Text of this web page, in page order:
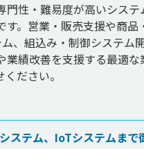
性・難易度が高いシステ
。営業・販売支援や商品
、組込み・制御システム
業績改善を支援する最適な
ださい。
ステム、IoTシステムまで